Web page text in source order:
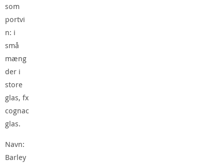
som
portvi
n: i
små
mæng
der i
store
glas, fx
cognac
glas.
Navn:
Barley